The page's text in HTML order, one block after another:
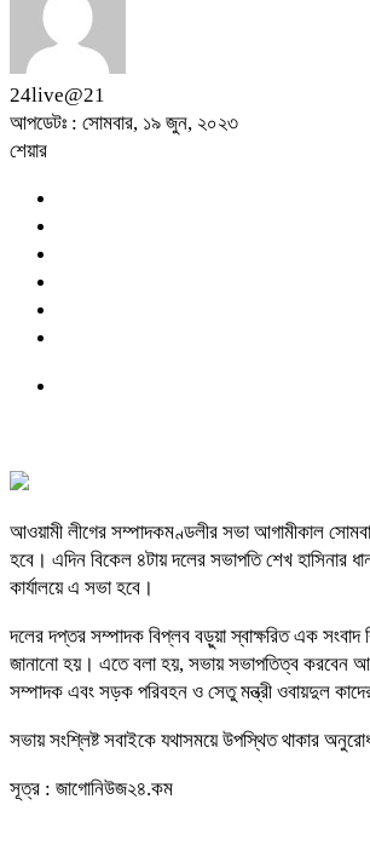
24live@21
আপডেটঃ : সোমবার, ১৯ জুন, ২০২৩
শেয়ার
আওয়ামী লীগের সম্পাদকমণ্ডলীর সভা আগামীকাল
হবে। এদিন বিকেল ৪টায় দলের সভাপতি শেখ হাসিনার
কার্যালয়ে এ সভা হবে।
দলের দপ্তর সম্পাদক বিপ্লব বড়ুয়া স্বাক্ষরিত এক সংবাদ
জানানো হয়। এতে বলা হয়, সভায় সভাপতিত্ব করবেন
সম্পাদক এবং সড়ক পরিবহন ও সেতু মন্ত্রী ওবায়দুল
সভায় সংশ্লিষ্ট সবাইকে যথাসময়ে উপস্থিত থাকার
সূত্র : জাগোনিউজ২৪.কম